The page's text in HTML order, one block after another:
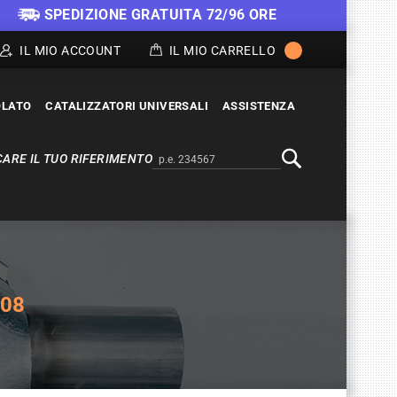
SPEDIZIONE GRATUITA 72/96 ORE
IL MIO ACCOUNT IL MIO CARRELLO
CATALIZZATORI UNIVERSALI ASSISTENZA
Alternativa a Doofinder
IL TUO RIFERIMENTO